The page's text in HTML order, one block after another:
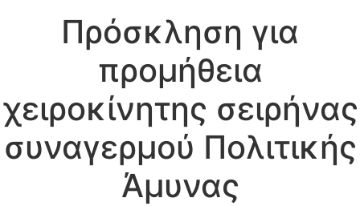
Πρόσκληση για
προμήθεια
χειροκίνητης σειρήνας
συναγερμού Πολιτικής
Άμυνας